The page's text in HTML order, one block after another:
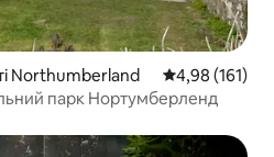
Northumberland Середня
4,98 (161)
парк Нортумберленд